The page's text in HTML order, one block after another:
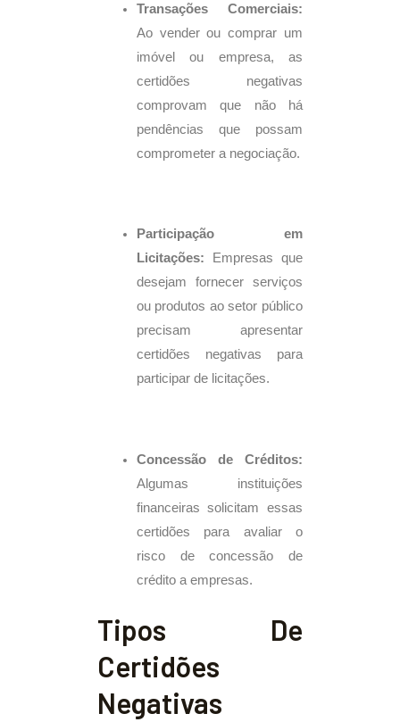
Transações Comerciais:
Ao vender ou comprar um
imóvel ou empresa, as
certidões negativas
comprovam que não há
pendências que possam
comprometer a negociação.
Participação em
Licitações: Empresas que
desejam fornecer serviços
ou produtos ao setor público
precisam apresentar
certidões negativas para
participar de licitações.
Concessão de Créditos:
Algumas instituições
financeiras solicitam essas
certidões para avaliar o
risco de concessão de
crédito a empresas.
Tipos De
Certidões
Negativas